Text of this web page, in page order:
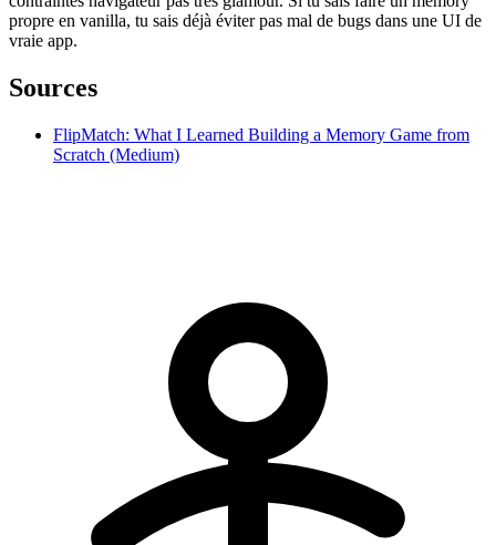
propre en vanilla, tu sais déjà éviter pas mal de bugs dans une UI de
vraie app.
Sources
FlipMatch: What I Learned Building a Memory Game from
Scratch (Medium)